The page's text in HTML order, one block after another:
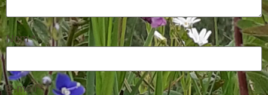
Nom*
E-mail*